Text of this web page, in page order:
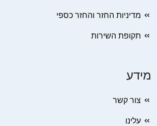
מדיניות החזר והחזר כספי
תקופת השירות
מידע
צור קשר
עלינו